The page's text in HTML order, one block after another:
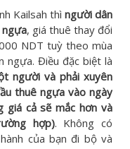
Kailsah thì người dân
, giá thuê thay đổi
NDT tuỳ theo mùa
ngựa. Điều đặc biệt là
người và phải xuyên
thuê ngựa vào ngày
giá cả sẽ mắc hơn và
hợp). Không có
của bạn đi bộ và